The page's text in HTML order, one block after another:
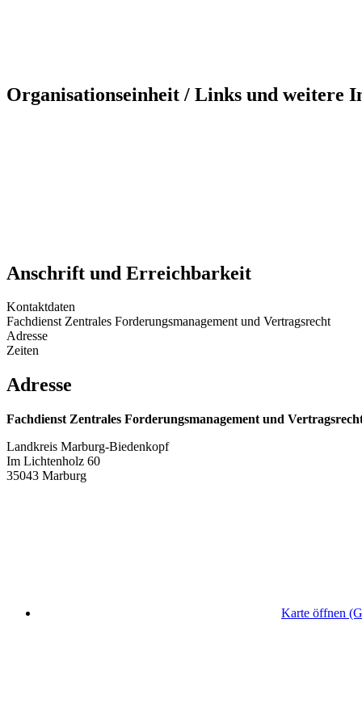
Organisationseinheit / Links und weitere
Anschrift und Erreichbarkeit
Kontaktdaten
Fachdienst Zentrales Forderungsmanagement und Vertragsrecht
Adresse
Zeiten
Adresse
Fachdienst Zentrales Forderungsmanagement und
Landkreis Marburg-Biedenkopf
Im Lichtenholz 60
35043 Marburg
Karte öffnen